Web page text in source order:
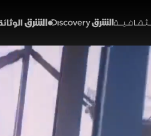
ترمب يرفض
السلاح بيد الدولة
45:05 سياسة